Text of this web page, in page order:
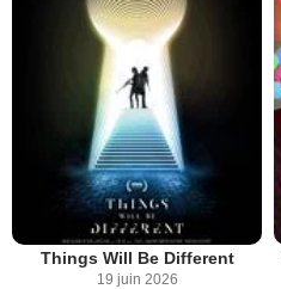
Things Will Be Different
19 juin 2026